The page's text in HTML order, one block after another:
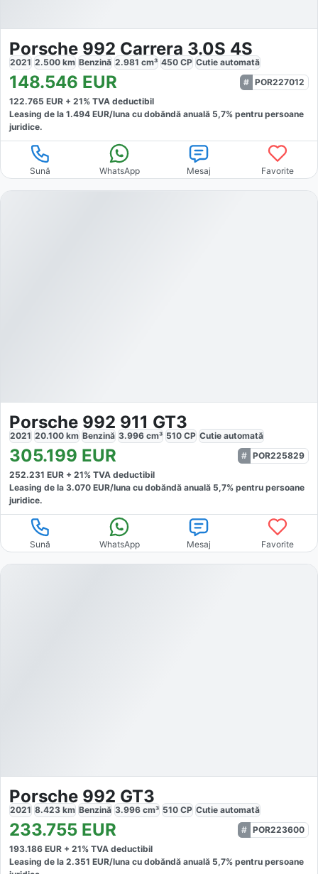
Porsche 992 Carrera 3.0S 4S
2021 2.500 km Benzină 2.981 cm³ 450 CP Cutie automată
148.546 EUR
POR227012
122.765 EUR + 21% TVA deductibil
Leasing de la 1.494 EUR/luna cu dobăndă anuală 5,7% pentru persoane
juridice.
Sună WhatsApp Mesaj Favorite
Porsche 992 911 GT3
2021 20.100 km Benzină 3.996 cm³ 510 CP Cutie automată
305.199 EUR
POR225829
252.231 EUR + 21% TVA deductibil
Leasing de la 3.070 EUR/luna cu dobăndă anuală 5,7% pentru persoane
juridice.
Sună WhatsApp Mesaj Favorite
Porsche 992 GT3
2021 8.423 km Benzină 3.996 cm³ 510 CP Cutie automată
233.755 EUR
POR223600
193.186 EUR + 21% TVA deductibil
Leasing de la 2.351 EUR/luna cu dobăndă anuală 5,7% pentru persoane